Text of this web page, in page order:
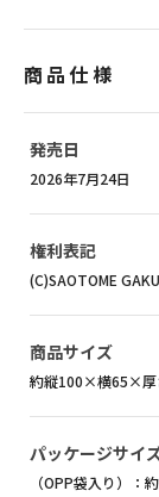
商品仕様
発売日
2026年7月24日
権利表記
(C)SAOTOME
商品サイズ
約縦100×横65×厚
パッケージサイ
（OPP袋入り）